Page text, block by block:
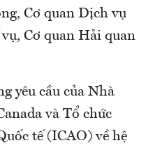
Cơ quan Dịch vụ
Cơ quan Hải quan
yêu cầu của Nhà
và Tổ chức
tế (ICAO) về hệ